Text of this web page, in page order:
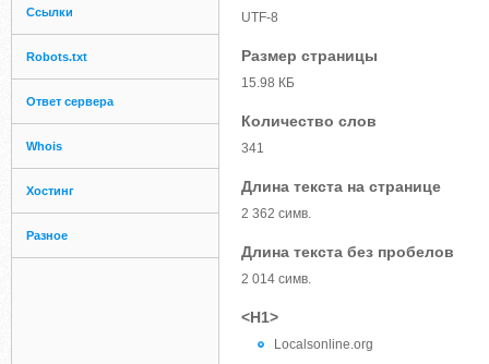
Ссылки
Robots.txt
Ответ сервера
Whois
Хостинг
Разное
UTF-8
Размер страницы
15.98 КБ
Количество слов
341
Длина текста на странице
2 362 симв.
Длина текста без пробелов
2 014 симв.
<H1>
Localsonline.org